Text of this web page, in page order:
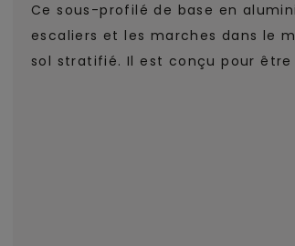
Ce sous-profilé de base en
escaliers et les marches dans le
sol stratifié. Il est conçu pour